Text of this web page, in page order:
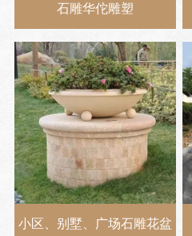
石雕华佗雕塑
小区、别墅、广场石雕花盆